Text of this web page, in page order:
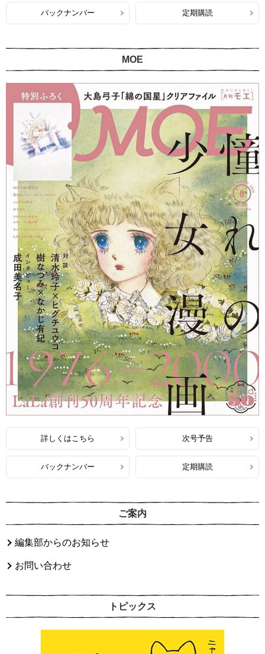
バックナンバー 定期購読
MOE
詳しくはこちら 次号予告
バックナンバー 定期購読
ご案内
編集部からのお知らせ
お問い合わせ
トピックス